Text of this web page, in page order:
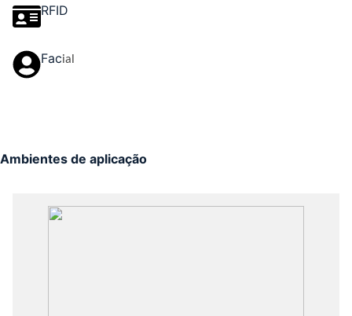
RFID
Facial
Ambientes de aplicação